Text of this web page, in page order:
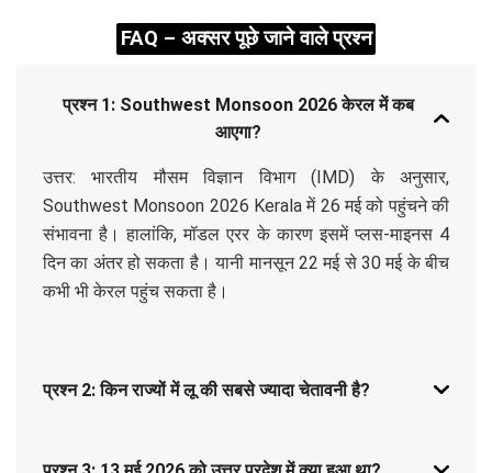
FAQ – अक्सर पूछे जाने वाले प्रश्न
प्रश्न 1: Southwest Monsoon 2026 केरल में कब
आएगा?
उत्तर: भारतीय मौसम विज्ञान विभाग (IMD) के अनुसार,
Southwest Monsoon 2026 Kerala में 26 मई को पहुंचने की
संभावना है। हालांकि, मॉडल एरर के कारण इसमें प्लस-माइनस 4
दिन का अंतर हो सकता है। यानी मानसून 22 मई से 30 मई के बीच
कभी भी केरल पहुंच सकता है।
प्रश्न 2: किन राज्यों में लू की सबसे ज्यादा चेतावनी है?